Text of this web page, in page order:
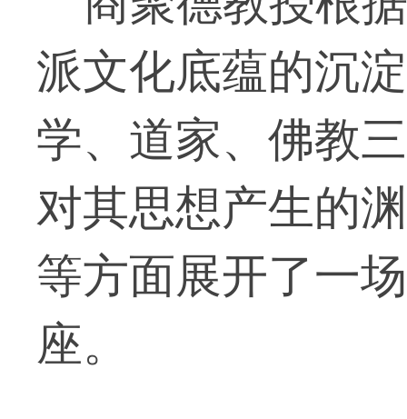
派文化底蕴的沉
学、道家、佛教
对其思想产生的
等方面展开了一
座。